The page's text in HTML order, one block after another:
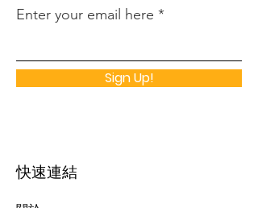
Enter your email here
Sign Up!
快速連結